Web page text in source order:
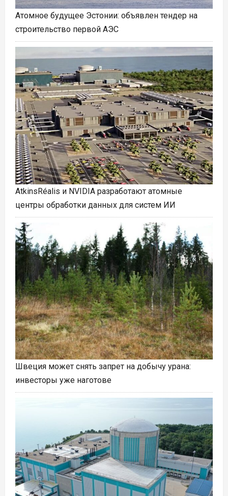
Атомное будущее Эстонии: объявлен тендер на
строительство первой АЭС
AtkinsRéalis и NVIDIA разработают атомные
центры обработки данных для систем ИИ
Швеция может снять запрет на добычу урана:
инвесторы уже наготове